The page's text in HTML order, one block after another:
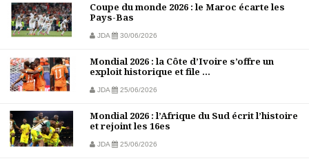
Coupe du monde 2026 : le Maroc écarte les
Pays-Bas
JDA 30/06/2026
Mondial 2026 : la Côte d’Ivoire s’offre un
exploit historique et file ...
JDA 25/06/2026
Mondial 2026 : l’Afrique du Sud écrit l’histoire
et rejoint les 16es
JDA 25/06/2026